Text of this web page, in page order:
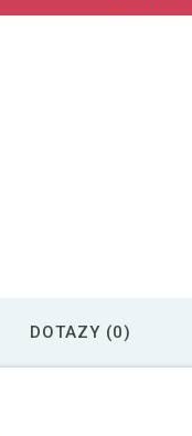
DOTAZY (0)